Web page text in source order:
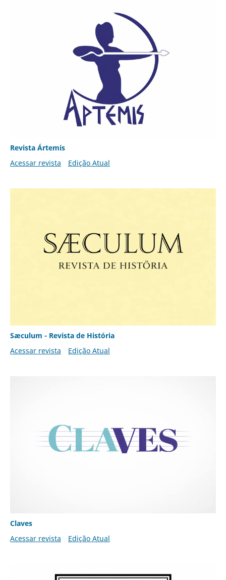
Revista Ártemis
Acessar revista
Edição Atual
Sæculum - Revista de História
Acessar revista
Edição Atual
Claves
Acessar revista
Edição Atual